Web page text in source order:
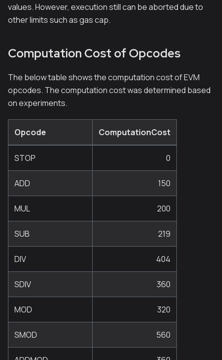
values. However, execution still can be aborted due to
other limits such as gas cap.
Computation Cost of Opcodes
The below table shows the computation cost of EVM
opcodes. The computation cost was determined based
on experiments.
Opcode ComputationCost
STOP 0
ADD 150
MUL 200
SUB 219
DIV 404
SDIV 360
MOD 320
SMOD 560